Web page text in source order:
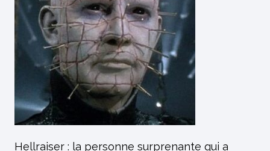
Hellraiser : la personne surprenante qui a